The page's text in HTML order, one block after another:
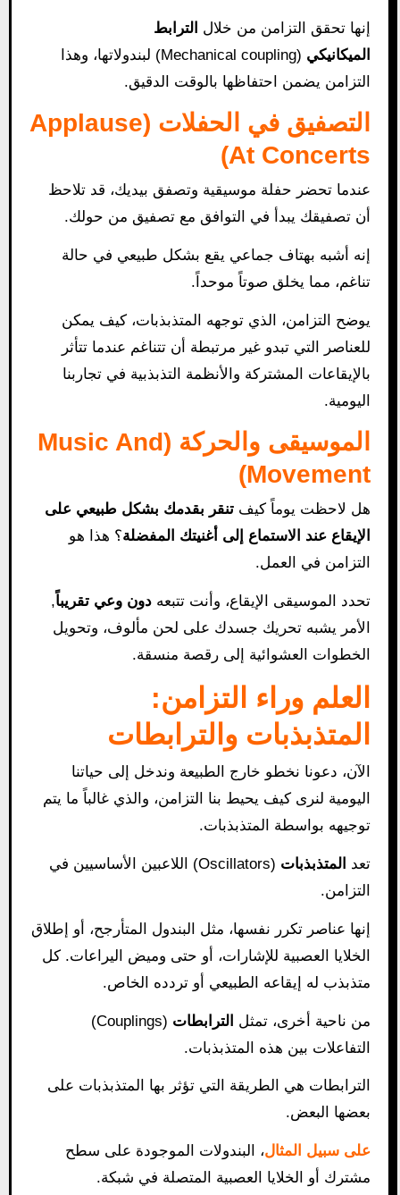
إنها تحقق التزامن من خلال الترابط
الميكانيكي
(Mechanical coupling) لبندولاتها، وهذا
التزامن يضمن احتفاظها بالوقت الدقيق.
التصفيق في الحفلات (Applause
At Concerts)
عندما تحضر حفلة موسيقية وتصفق بيديك، قد تلاحظ
أن تصفيقك يبدأ في التوافق مع تصفيق من حولك.
إنه أشبه بهتاف جماعي يقع بشكل طبيعي في حالة
تناغم، مما يخلق صوتاً موحداً.
يوضح التزامن، الذي توجهه المتذبذبات، كيف يمكن
للعناصر التي تبدو غير مرتبطة أن تتناغم عندما تتأثر
بالإيقاعات المشتركة والأنظمة التذبذبية في تجاربنا
اليومية.
الموسيقى والحركة (Music And
Movement)
هل لاحظت يوماً كيف تنقر بقدمك بشكل طبيعي على
الإيقاع عند الاستماع إلى أغنيتك المفضلة؟ هذا هو
التزامن في العمل.
تحدد الموسيقى الإيقاع، وأنت تتبعه دون وعي تقريباً,
الأمر يشبه تحريك جسدك على لحن مألوف، وتحويل
الخطوات العشوائية إلى رقصة منسقة.
العلم وراء التزامن:
المتذبذبات والترابطات
الآن، دعونا نخطو خارج الطبيعة وندخل إلى حياتنا
اليومية لنرى كيف يحيط بنا التزامن، والذي غالباً ما يتم
توجيهه بواسطة المتذبذبات.
تعد المتذبذبات
(Oscillators) اللاعبين الأساسيين في
التزامن.
إنها عناصر تكرر نفسها، مثل البندول المتأرجح، أو إطلاق
الخلايا العصبية للإشارات، أو حتى وميض اليراعات. كل
متذبذب له إيقاعه الطبيعي أو تردده الخاص.
من ناحية أخرى، تمثل الترابطات
(Couplings)
التفاعلات بين هذه المتذبذبات.
الترابطات هي الطريقة التي تؤثر بها المتذبذبات على
بعضها البعض.
على سبيل المثال، البندولات الموجودة على سطح
مشترك أو الخلايا العصبية المتصلة في شبكة.